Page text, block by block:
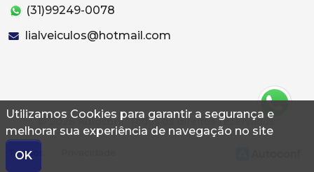
Utilizamos Cookies para garantir a segurança e
melhorar sua experiência de navegação no site
OK
(31)99249-0078
lialveiculos@hotmail.com
© 2026 Autoconf. Todos os direitos reservados.
Termos